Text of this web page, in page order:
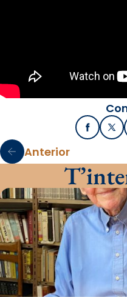
Facebook
X /
Anterior